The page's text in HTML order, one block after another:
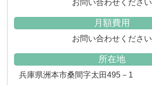
お問い合わせください
月額費用
お問い合わせください
所在地
兵庫県洲本市桑間字太田495－1